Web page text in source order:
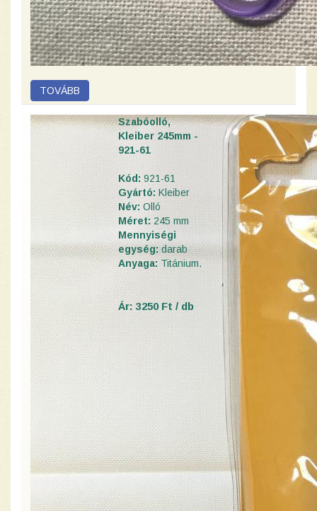
Szabóolló,
Kleiber 245mm -
921-61
Kód: 921-61
Gyártó: Kleiber
Név: Olló
Méret: 245 mm
Mennyiségi
egység:darab
Anyaga: Titánium.
Ár: 3250 Ft / db